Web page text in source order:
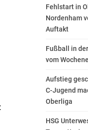
Fehlstart in
Nordenham
Auftakt
Fußball in
vom
Aufstieg
C-Jugend
Oberliga
HSG